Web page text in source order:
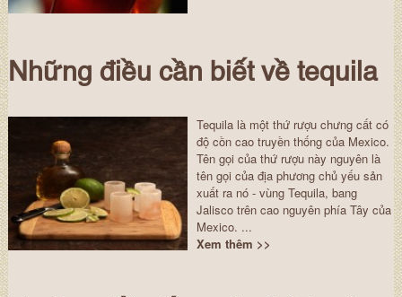
Những điều cần biết về tequila
Tequila là một thứ rượu chưng cất có
độ cồn cao truyền thống của Mexico.
Tên gọi của thứ rượu này nguyên là
tên gọi của địa phương chủ yếu sản
xuất ra nó - vùng Tequila, bang
Jalisco trên cao nguyên phía Tây của
Mexico. ...
Xem thêm >>